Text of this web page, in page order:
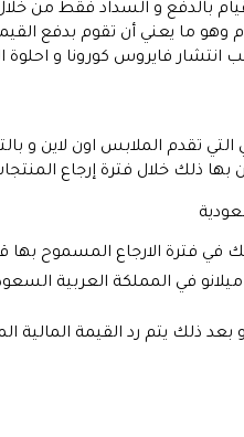
بالدفع و السداد فقط من
وهو ما يعني أن تقوم بدفع
فايروس كورونا و احلوة
التي تقدم الملابس اون لاين
ذلك خلال فترة إرجاع
في فترة الارجاع المسموح
في المملكة العربية
بعد ذلك يتم رد القيمة المالية